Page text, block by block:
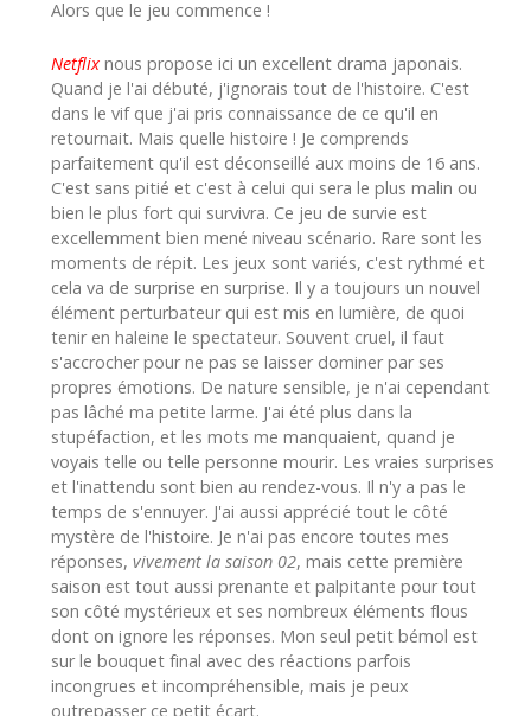
Alors que le jeu commence !
Netflix nous propose ici un excellent drama japonais.
Quand je l'ai débuté, j'ignorais tout de l'histoire. C'est
dans le vif que j'ai pris connaissance de ce qu'il en
retournait. Mais quelle histoire ! Je comprends
parfaitement qu'il est déconseillé aux moins de 16 ans.
C'est sans pitié et c'est à celui qui sera le plus malin ou
bien le plus fort qui survivra. Ce jeu de survie est
excellemment bien mené niveau scénario. Rare sont les
moments de répit. Les jeux sont variés, c'est rythmé et
cela va de surprise en surprise. Il y a toujours un nouvel
élément perturbateur qui est mis en lumière, de quoi
tenir en haleine le spectateur. Souvent cruel, il faut
s'accrocher pour ne pas se laisser dominer par ses
propres émotions. De nature sensible, je n'ai cependant
pas lâché ma petite larme. J'ai été plus dans la
stupéfaction, et les mots me manquaient, quand je
voyais telle ou telle personne mourir. Les vraies surprises
et l'inattendu sont bien au rendez-vous. Il n'y a pas le
temps de s'ennuyer. J'ai aussi apprécié tout le côté
mystère de l'histoire. Je n'ai pas encore toutes mes
réponses, vivement la saison 02, mais cette première
saison est tout aussi prenante et palpitante pour tout
son côté mystérieux et ses nombreux éléments flous
dont on ignore les réponses. Mon seul petit bémol est
sur le bouquet final avec des réactions parfois
incongrues et incompréhensible, mais je peux
outrepasser ce petit écart.